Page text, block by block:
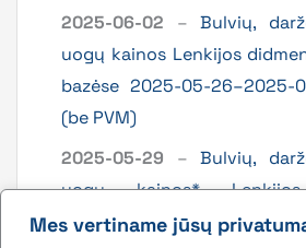
Mes vertiname jūsų
2025-06-02 –Bulvių,
uogų kainos Lenkijos
bazėse 2025-05-26–2025-
(be PVM)
2025-05-29 –Bulvių,
uogų kainos* Lenkijos
prekybos bazėse 2025-05-